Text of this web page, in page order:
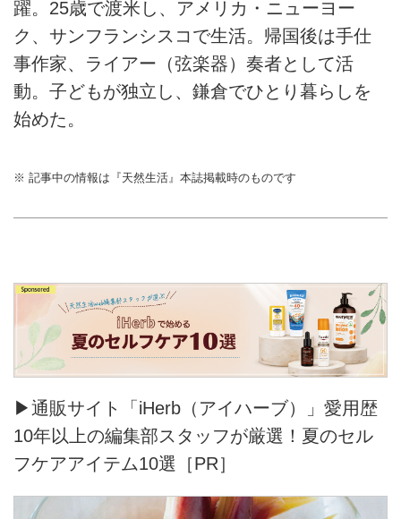
躍。25歳で渡米し、アメリカ・ニューヨー
ク、サンフランシスコで生活。帰国後は手仕
事作家、ライアー（弦楽器）奏者として活
動。子どもが独立し、鎌倉でひとり暮らしを
始めた。
※ 記事中の情報は『天然生活』本誌掲載時のものです
▶通販サイト「iHerb（アイハーブ）」愛用歴
10年以上の編集部スタッフが厳選！夏のセル
フケアアイテム10選［PR］